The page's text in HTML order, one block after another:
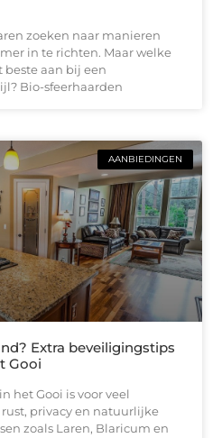
zoeken naar manieren
in te richten. Maar welke
aan bij een
Bio-sfeerhaarden
AANBIEDINGEN
Extra beveiligingstips
Gooi
het Gooi is voor veel
privacy en natuurlijke
zoals Laren, Blaricum en